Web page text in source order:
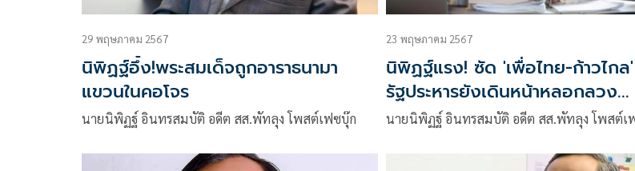
29 พฤษภาคม 2567
นิพิฏฐ์อึ้ง!พระสมเด็จถูกอาราธนามา
แขวนในคอโจร
นายนิพิฏฐ์ อินทรสมบัติ อดีต สส.พัทลุง โพสต์เฟซบุ๊ก
23 พฤษภาคม 2567
นิพิฏฐ์แรง! ซัด 'เพื่อไทย-ก้าวไก
รัฐประหารยังเดินหน้าหลอกลวง
ประชาชน
นายนิพิฏฐ์ อินทรสมบัติ อดีต สส.พัทลุง โพสต์เ